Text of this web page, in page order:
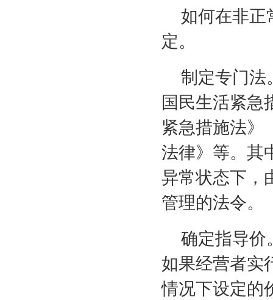
如何在非正
定。
制定专门法
国民生活紧急
紧急措施法》
法律》等。其
异常状态下，
管理的法令。
确定指导价
如果经营者实
情况下设定的